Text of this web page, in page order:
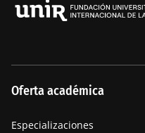
Oferta académica
Especializaciones